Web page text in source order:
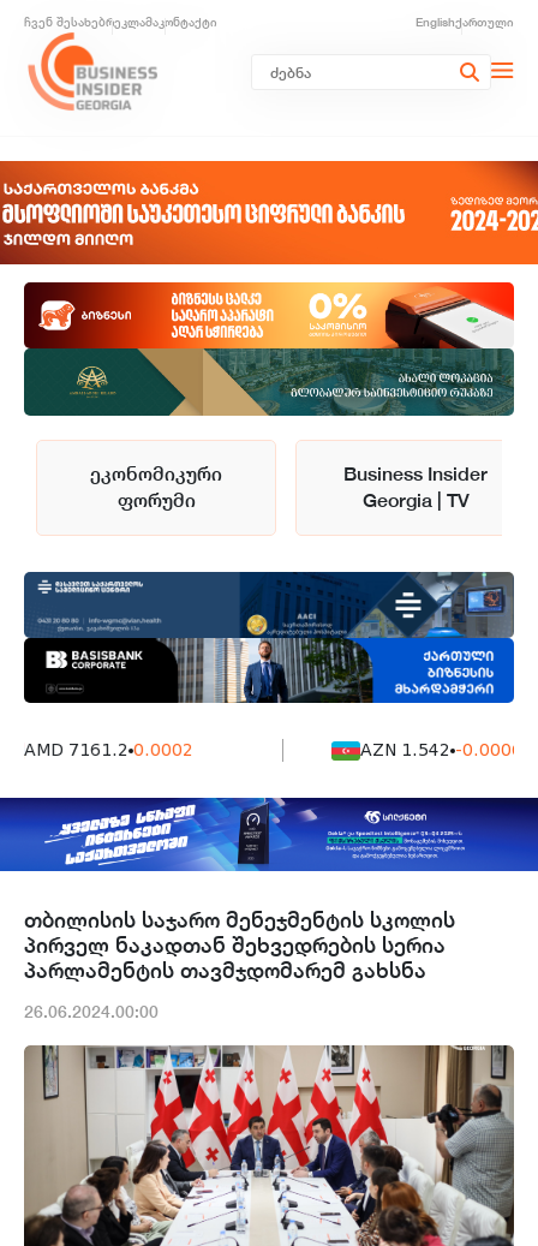
ჩვენ შესახებრეკლამაკონტაქტი Englishქართული
ეკონომიკური
ფორუმი
Business Insider
Georgia | TV
AMD 7161.2 0.0002 AZN 1.542 -0.0006
თბილისის საჯარო მენეჯმენტის სკოლის
პირველ ნაკადთან შეხვედრების სერია
პარლამენტის თავმჯდომარემ გახსნა
26.06.2024.00:00